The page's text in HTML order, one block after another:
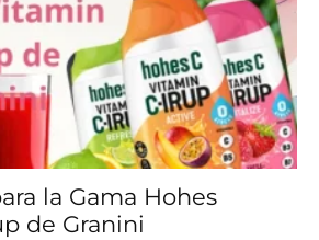
la Gama Hohes
de Granini